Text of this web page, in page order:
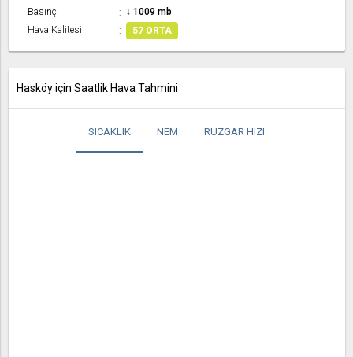
Basınç
↓ 1009 mb
Hava Kalitesi
57 ORTA
Hasköy için Saatlik Hava Tahmini
SICAKLIK NEM RÜZGAR HIZI